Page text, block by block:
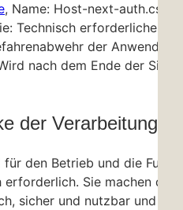
, Name: Host-next-auth.csrf-
Technisch erforderliches
der
nach dem Ende der
der Verarbeitung
für den Betrieb und die
erforderlich. Sie machen die
sicher und nutzbar und